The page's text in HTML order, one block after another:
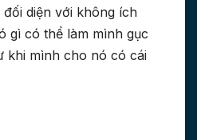
diện với không ích
gì có thể làm mình gục
khi mình cho nó có cái